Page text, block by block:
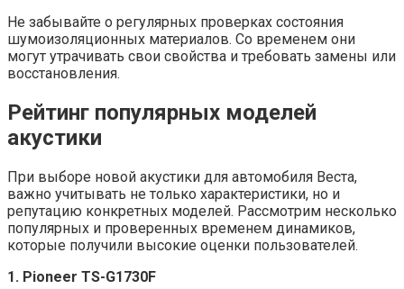
Не забывайте о регулярных проверках состояния
шумоизоляционных материалов. Со временем они
могут утрачивать свои свойства и требовать замены или
восстановления.
Рейтинг популярных моделей
акустики
При выборе новой акустики для автомобиля Веста,
важно учитывать не только характеристики, но и
репутацию конкретных моделей. Рассмотрим несколько
популярных и проверенных временем динамиков,
которые получили высокие оценки пользователей.
1. Pioneer TS-G1730F